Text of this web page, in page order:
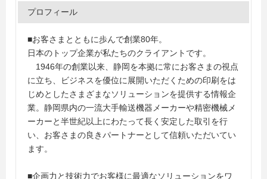
プロフィール
■お客さまとともに歩んで創業80年。
日本のトップ企業が私たちのクライアントです。
1946年の創業以来、静岡を本拠に常にお客さまの視点
に立ち、ビジネスを優位に展開いただくための印刷をは
じめとしたさまざまなソリューションを提供する情報企
業。静岡県内の一流大手輸送機器メーカーや精密機械メ
ーカーと半世紀以上にわたって長く安定した取引を行
い、お客さまの良きパートナーとして信頼いただいてい
ます。
■企画力と技術力でお客様に最適なソリューションをワ